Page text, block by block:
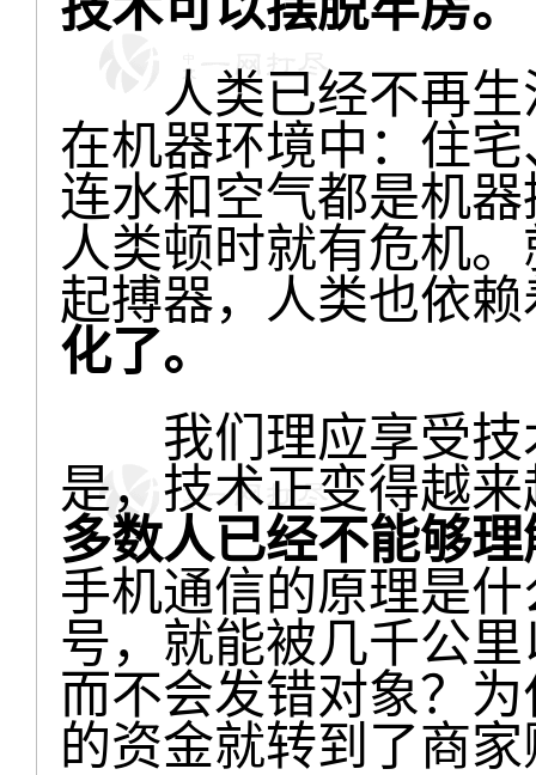
人类已经不再生
在机器环境中：住
连水和空气都是机
人类顿时就有危机
起搏器，人类也依
化了。
我们理应享受技
是，技术正变得越
多数人已经不能够
手机通信的原理是
号，就能被几千公
而不会发错对象？
的资金就转到了商